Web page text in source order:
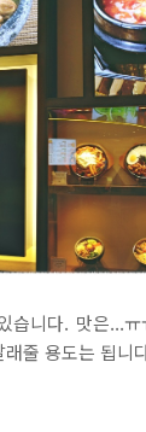
습니다. 맛은...
줄 용도는 됩니